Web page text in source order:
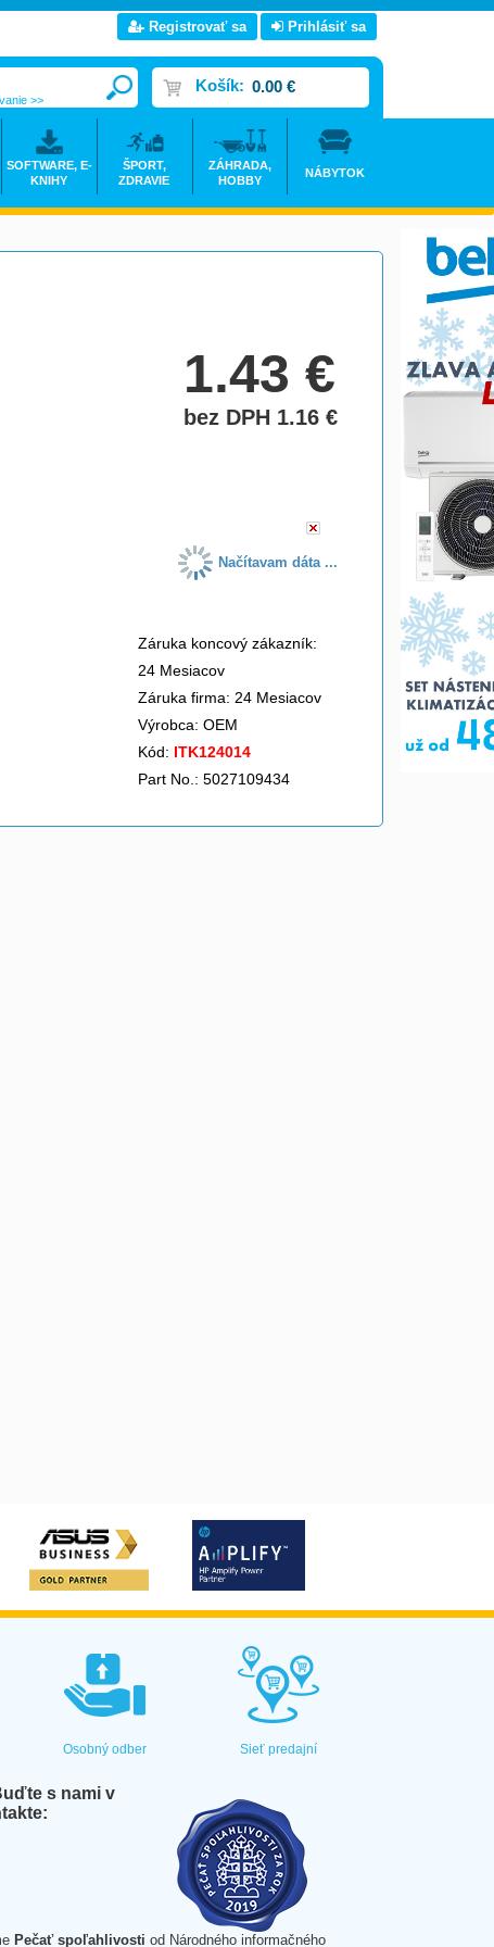
1.43€
bez DPH 1.16€
Načítavam dáta ...
Záruka koncový zákazník:
24 Mesiacov
Záruka firma: 24 Mesiacov
Výrobca: OEM
Kód: ITK124014
Part No.: 5027109434
Registrovať sa Prihlásiť sa
Košík: 0.00 €
>>
SOFTWARE, E-
KNIHY
ŠPORT,
ZDRAVIE
ZÁHRADA,
HOBBY
NÁBYTOK
Osobný odber Sieť predajní
s nami v
Pečať spoľahlivosti od Národného informačného